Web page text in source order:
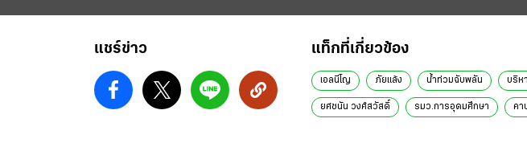
แชร์ข่าว แท็กที่เกี่ยวข้อง
เอลนีโญ ภัยแล้ง น้ำท่วมฉับพลัน บริห
ยศชนัน วงศ์สวัสดิ์ รมว.การอุดมศึกษา คา